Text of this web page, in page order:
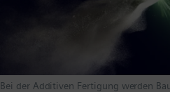
Bei der Additiven Fertigung werden